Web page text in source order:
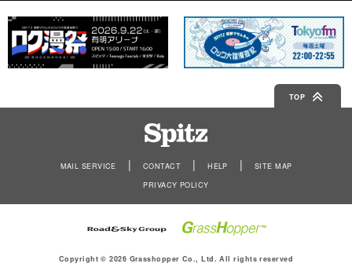
TOP
MAIL SERVICE CONTACT HELP
SITE MAP
PRIVACY POLICY
Copyright © 2026 Grasshopper Co., Ltd. All rights reserved